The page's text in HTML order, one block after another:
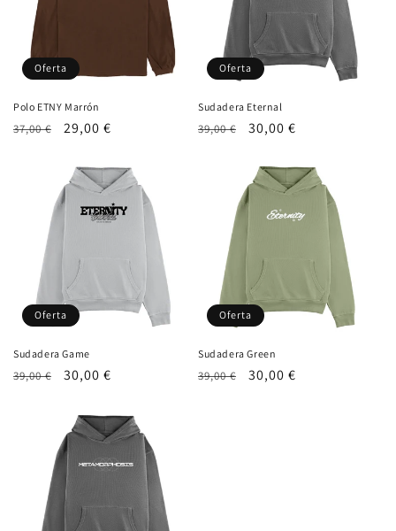
Oferta
Polo ETNY Marrón
Precio
37,00 €
Precio
oferta
29,00 €
Oferta
Sudadera Eternal
Precio
39,00 €
Precio
oferta
30,00 €
Oferta
Sudadera Game
Precio
39,00 €
Precio
oferta
30,00 €
Oferta
Sudadera Green
Precio
39,00 €
Precio
30,00 €